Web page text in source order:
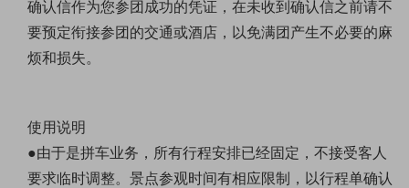
确认信作为您参团成功的凭证，在未收到确认信之前请不
要预定衔接参团的交通或酒店，以免满团产生不必要的麻
烦和损失。
使用说明
●由于是拼车业务，所有行程安排已经固定，不接受客人
要求临时调整。景点参观时间有相应限制，以行程单确认